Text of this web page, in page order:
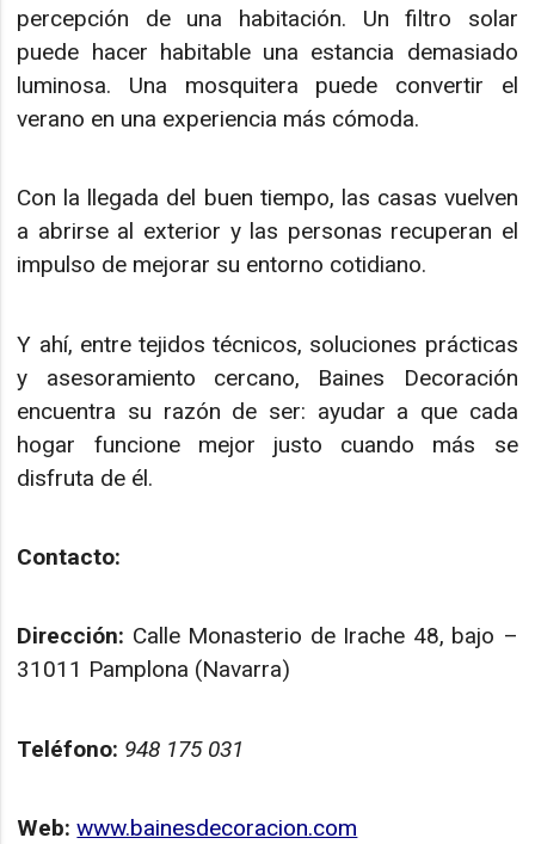
percepción de una habitación. Un filtro solar
puede hacer habitable una estancia demasiado
luminosa. Una mosquitera puede convertir el
verano en una experiencia más cómoda.
Con la llegada del buen tiempo, las casas vuelven
a abrirse al exterior y las personas recuperan el
impulso de mejorar su entorno cotidiano.
Y ahí, entre tejidos técnicos, soluciones prácticas
y asesoramiento cercano, Baines Decoración
encuentra su razón de ser: ayudar a que cada
hogar funcione mejor justo cuando más se
disfruta de él.
Contacto:
Dirección: Calle Monasterio de Irache 48, bajo –
31011 Pamplona (Navarra)
Teléfono: 948 175 031
Web: www.bainesdecoracion.com